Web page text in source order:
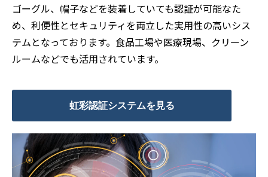
ゴーグル、帽子などを装着していても認証が可能なた
め、利便性とセキュリティを両立した実用性の高いシス
テムとなっております。食品工場や医療現場、クリーン
ルームなどでも活用されています。
虹彩認証システムを見る